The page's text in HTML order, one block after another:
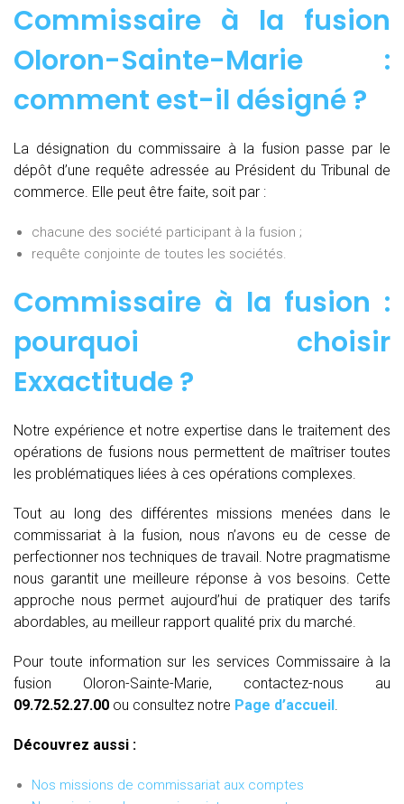
Commissaire à la fusion
Oloron-Sainte-Marie :
comment est-il désigné ?
La désignation du commissaire à la fusion passe par le
dépôt d’une requête adressée au Président du Tribunal de
commerce. Elle peut être faite, soit par :
chacune des société participant à la fusion ;
requête conjointe de toutes les sociétés.
Commissaire à la fusion :
pourquoi choisir
Exxactitude ?
Notre expérience et notre expertise dans le traitement des
opérations de fusions nous permettent de maîtriser toutes
les problématiques liées à ces opérations complexes.
Tout au long des différentes missions menées dans le
commissariat à la fusion, nous n’avons eu de cesse de
perfectionner nos techniques de travail. Notre pragmatisme
nous garantit une meilleure réponse à vos besoins. Cette
approche nous permet aujourd’hui de pratiquer des tarifs
abordables, au meilleur rapport qualité prix du marché.
Pour toute information sur les services Commissaire à la
fusion Oloron-Sainte-Marie, contactez-nous au
09.72.52.27.00 ou consultez notre Page d’accueil
Découvrez aussi :
Nos missions de commissariat aux comptes